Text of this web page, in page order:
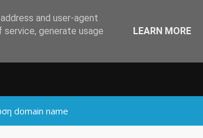
domain name
and user-agent
generate usage
LEARN MORE